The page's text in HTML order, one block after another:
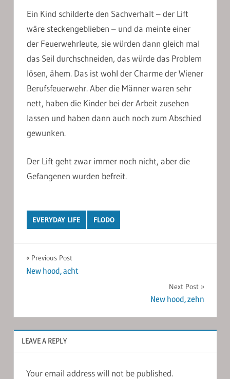
Ein Kind schilderte den Sachverhalt – der Lift
wäre steckengeblieben – und da meinte einer
der Feuerwehrleute, sie würden dann gleich mal
das Seil durchschneiden, das würde das Problem
lösen, ähem. Das ist wohl der Charme der Wiener
Berufsfeuerwehr. Aber die Männer waren sehr
nett, haben die Kinder bei der Arbeit zusehen
lassen und haben dann auch noch zum Abschied
gewunken.
Der Lift geht zwar immer noch nicht, aber die
Gefangenen wurden befreit.
EVERYDAY LIFE FLODO
Post
navigation
Previous Post
New hood, acht
Next Post
New hood, zehn
LEAVE A REPLY
Your email address will not be published.